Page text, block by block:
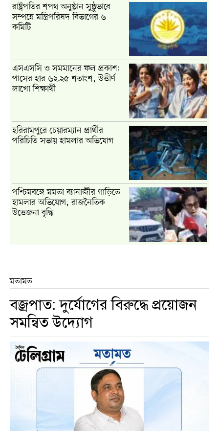
রাষ্ট্রপতির শপথ অনুষ্ঠান সুষ্ঠুভাবে
সম্পন্নে মন্ত্রিপরিষদ বিভাগের ৬
কমিটি
এসএসসি ও সমমানের ফল প্রকাশ:
পাসের হার ৬২.২৫ শতাংশ, উত্তীর্ণ
লাখো শিক্ষার্থী
হরিরামপুরে চেয়ারম্যান প্রার্থীর
পরিচিতি সভায় হামলার অভিযোগ
পশ্চিমবঙ্গে মমতা ব্যানার্জীর গাড়িতে
হামলার অভিযোগ, রাজনৈতিক
উত্তেজনা বৃদ্ধি